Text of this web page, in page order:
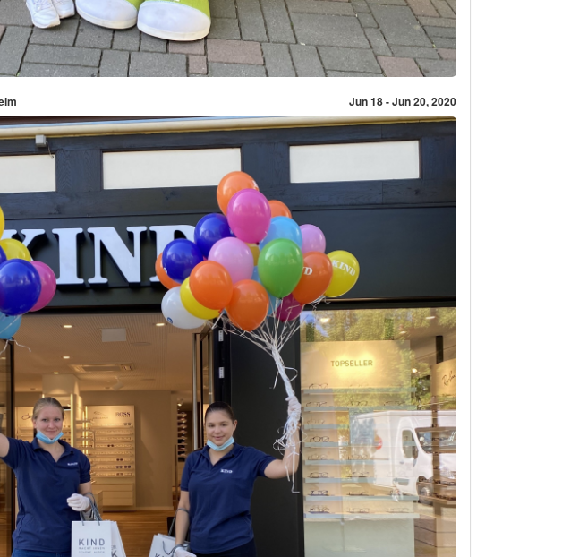
Jun 18 - Jun 20, 2020